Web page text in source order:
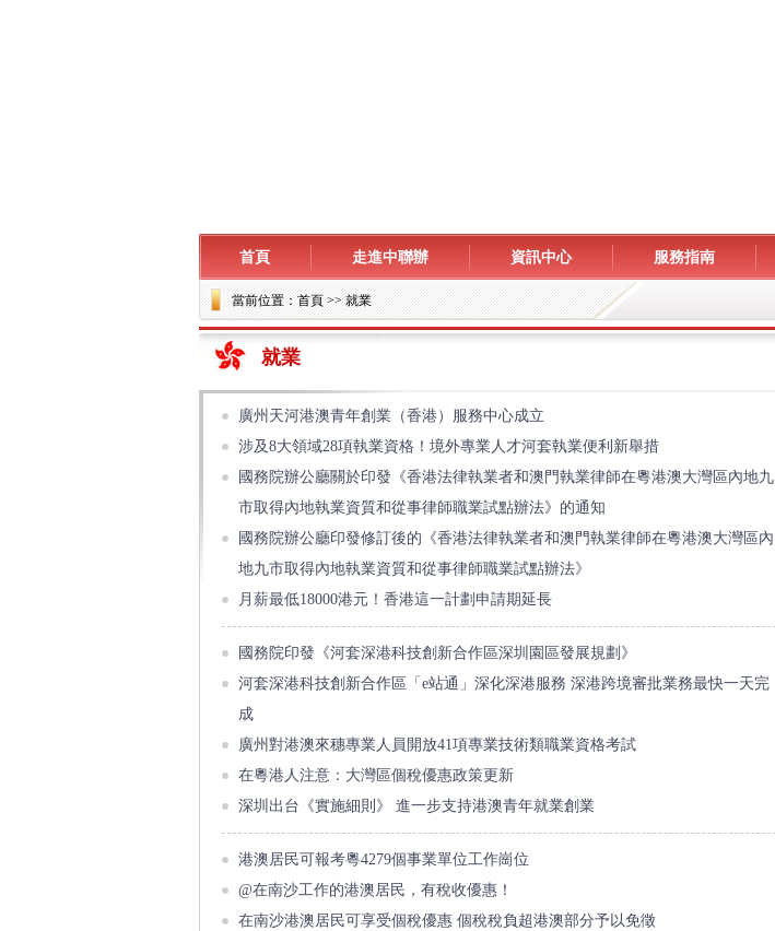
首頁 走進中聯辦 資訊中心 服務指南
當前位置：首頁>> 就業
就業
廣州天河港澳青年創業（香港）服務中心成立
涉及8大領域28項執業資格！境外專業人才河套執業便利新舉措
國務院辦公廳關於印發《香港法律執業者和澳門執業律師在粵港澳大灣區內地九
市取得內地執業資質和從事律師職業試點辦法》的通知
國務院辦公廳印發修訂後的《香港法律執業者和澳門執業律師在粵港澳大灣區內
地九市取得內地執業資質和從事律師職業試點辦法》
月薪最低18000港元！香港這一計劃申請期延長
國務院印發《河套深港科技創新合作區深圳園區發展規劃》
河套深港科技創新合作區「e站通」深化深港服務 深港跨境審批業務最快一天完
成
廣州對港澳來穗專業人員開放41項專業技術類職業資格考試
在粵港人注意：大灣區個稅優惠政策更新
深圳出台《實施細則》 進一步支持港澳青年就業創業
港澳居民可報考粵4279個事業單位工作崗位
@在南沙工作的港澳居民，有稅收優惠！
在南沙港澳居民可享受個稅優惠 個稅稅負超港澳部分予以免徵